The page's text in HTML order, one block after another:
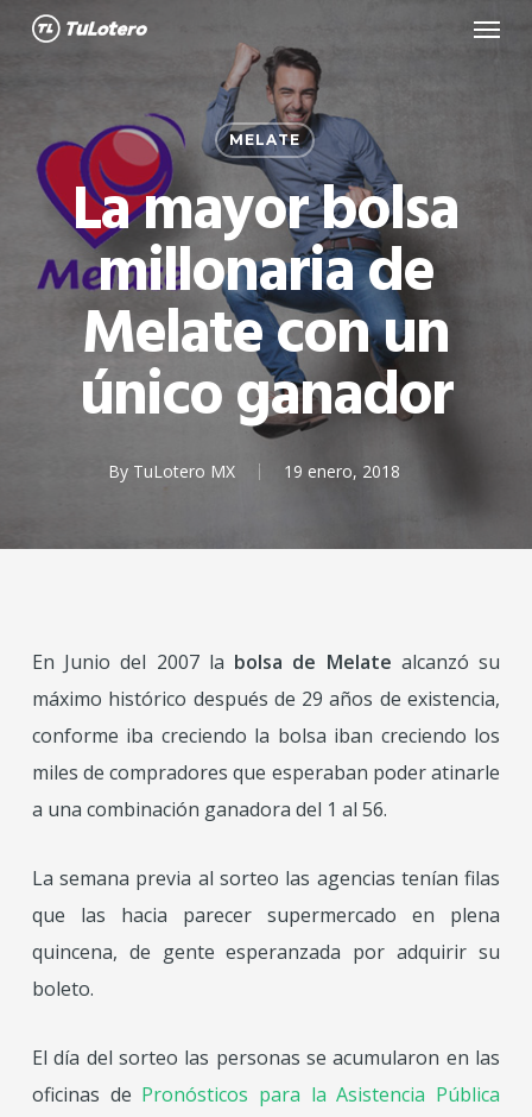
Skip
Menu
MELATE
La mayor bolsa
millonaria de
Melate con un
único ganador
By TuLotero MX 19 enero, 2018
En Junio del 2007 la bolsa de Melate alcanzó su
máximo histórico después de 29 años de existencia,
conforme iba creciendo la bolsa iban creciendo los
miles de compradores que esperaban poder atinarle
a una combinación ganadora del 1 al 56.
La semana previa al sorteo las agencias tenían filas
que las hacia parecer supermercado en plena
quincena, de gente esperanzada por adquirir su
boleto.
El día del sorteo las personas se acumularon en las
oficinas de Pronósticos para la Asistencia Pública